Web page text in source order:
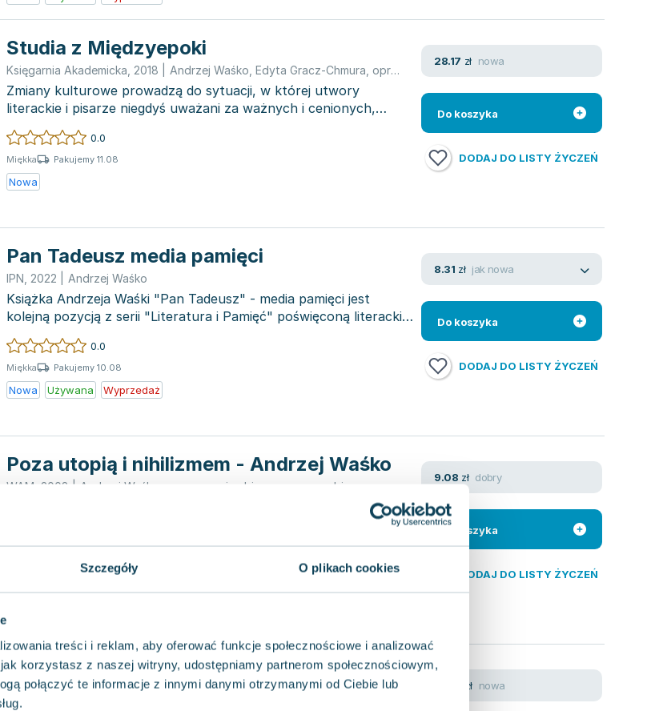
Szczegóły O plikach cookies
treści i reklam, aby oferować funkcje społecznościowe i analizować
korzystasz z naszej witryny, udostępniamy partnerom społecznościowym,
połączyć te informacje z innymi danymi otrzymanymi od Ciebie lub
Studia z Międzyepoki
Księgarnia Akademicka 2018 Andrzej Waśko Edyta Gracz-Chmura opracowanie zbiorowe Tadeusz Budrewicz
Zmiany kulturowe prowadzą do sytuacji, w której utwory
literackie i pisarze niegdyś uważani za ważnych i cenionych,
zaczynają być...
0.0
Miękka Pakujemy 11.08
Nowa
28.17 zł nowa
Do koszyka
DODAJ DO LISTY ŻYCZEŃ
Pan Tadeusz media pamięci
IPN 2022 Andrzej Waśko
Książka Andrzeja Waśki "Pan Tadeusz" - media pamięci jest
kolejną pozycją z serii "Literatura i Pamięć" poświęconą literackim
arcy...
0.0
Miękka Pakujemy 10.08
Nowa Używana Wyprzedaż
8.31 zł jak nowa
Do koszyka
DODAJ DO LISTY ŻYCZEŃ
Poza utopią i nihilizmem - Andrzej Waśko
WAM 2008 | Andrzej Waśko opracowanie zbiorowe praca zbiorowa
Autorzy książki "Poza utopią i nihilizmem" zadają sobie pytanie o
aktualny stan kultury. Choć przedstawiają swoje rozważania w
spo...
Pakujemy 10.08
9.08 zł dobry
Do koszyka
DODAJ DO LISTY ŻYCZEŃ
Polska w Europie Policentrycznej
Dziedzictwo Kulturowe i Polityka Rozwoju
zł nowa